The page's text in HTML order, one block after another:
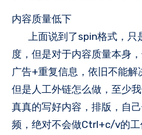
内容质量低下
上面说到了spin格式，只
度，但是对于内容质量本身
广告+重复信息，依旧不能解
但是人工外链怎么做，至少
真真的写好内容，排版，自
频，绝对不会做Ctrl+c/v的